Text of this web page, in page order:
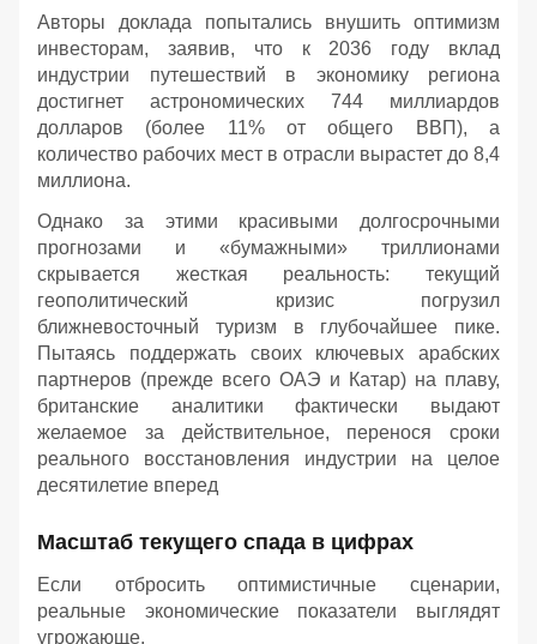
Авторы доклада попытались внушить оптимизм
инвесторам, заявив, что к 2036 году вклад
индустрии путешествий в экономику региона
достигнет астрономических 744 миллиардов
долларов (более 11% от общего ВВП), а
количество рабочих мест в отрасли вырастет до 8,4
миллиона.
Однако за этими красивыми долгосрочными
прогнозами и «бумажными» триллионами
скрывается жесткая реальность: текущий
геополитический кризис погрузил
ближневосточный туризм в глубочайшее пике.
Пытаясь поддержать своих ключевых арабских
партнеров (прежде всего ОАЭ и Катар) на плаву,
британские аналитики фактически выдают
желаемое за действительное, перенося сроки
реального восстановления индустрии на целое
десятилетие вперед
Масштаб текущего спада в цифрах
Если отбросить оптимистичные сценарии,
реальные экономические показатели выглядят
угрожающе.